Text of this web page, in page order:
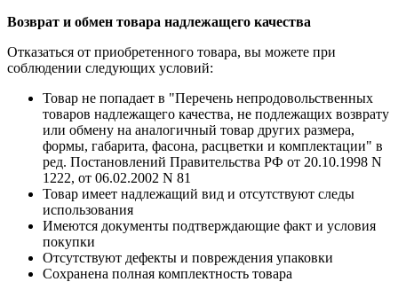
Возврат и обмен товара надлежащего качества
Отказаться от приобретенного товара, вы можете при
соблюдении следующих условий:
Товар не попадает в "Перечень непродовольственных
товаров надлежащего качества, не подлежащих возврату
или обмену на аналогичный товар других размера,
формы, габарита, фасона, расцветки и комплектации" в
ред. Постановлений Правительства РФ от 20.10.1998 N
1222, от 06.02.2002 N 81
Товар имеет надлежащий вид и отсутствуют следы
использования
Имеются документы подтверждающие факт и условия
покупки
Отсутствуют дефекты и повреждения упаковки
Сохранена полная комплектность товара